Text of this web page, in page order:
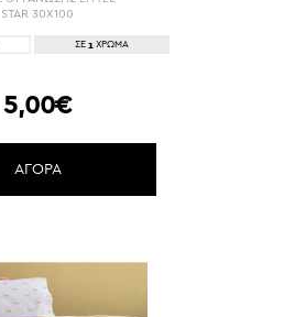
STAR 30X100
ΣΕ 1 ΧΡΩΜΑ
5,00€
ΑΓΟΡΑ